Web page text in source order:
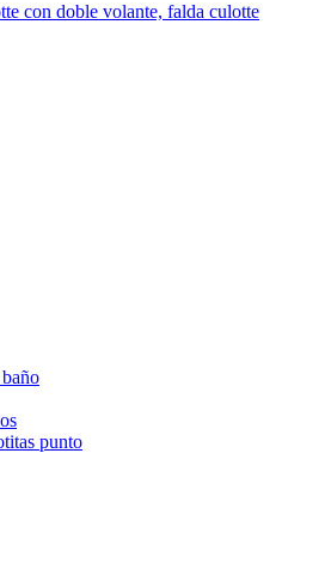
con doble volante, falda culotte
punto